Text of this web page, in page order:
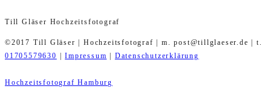
Till Gläser Hochzeitsfotograf
©2017 Till Gläser | Hochzeitsfotograf | m. post@tillglaeser.de | t.
01705579630
|Impressum Datenschutzerklärung
Hochzeitsfotograf Hamburg